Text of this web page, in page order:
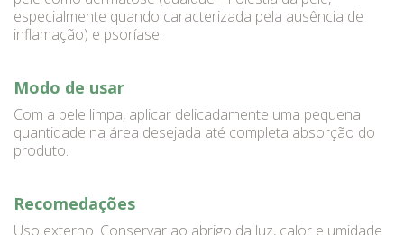
especialmente quando caracterizada pela ausência de
inflamação) e psoríase.
Modo de usar
Com a pele limpa, aplicar delicadamente uma pequena
quantidade na área desejada até completa absorção do
produto.
Recomedações
Uso externo. Conservar ao abrigo da luz, calor e umidade.